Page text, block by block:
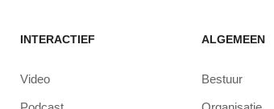
INTERACTIEF
Video
ALGEMEEN
Bestuur